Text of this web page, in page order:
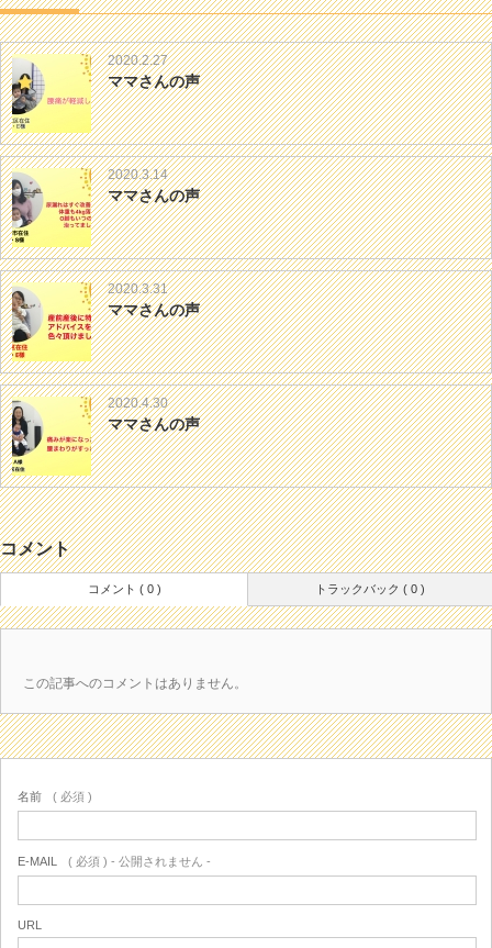
2020.2.27
ママさんの声
2020.3.14
ママさんの声
2020.3.31
ママさんの声
2020.4.30
ママさんの声
コメント
トラックバック ( 0 )
コメント ( 0 )
この記事へのコメントはありません。
名前 ( 必須 )
E-MAIL ( 必須 ) - 公開されません -
URL